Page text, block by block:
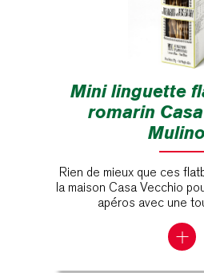
Mini linguette
romarin
Rien de mieux que ces
la maison Casa Vecchio
apéros avec une